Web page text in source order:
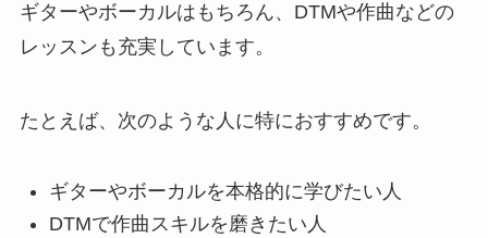
ギターやボーカルはもちろん、DTMや作曲などの
レッスンも充実しています。
たとえば、次のような人に特におすすめです。
ギターやボーカルを本格的に学びたい人
DTMで作曲スキルを磨きたい人